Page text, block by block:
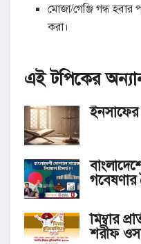
মোজা/গেঞ্জি গন্ধ হবার
করা।
এই টপিকের
ইনসাফের
গবেষণার
মিম্বার
শরীফ